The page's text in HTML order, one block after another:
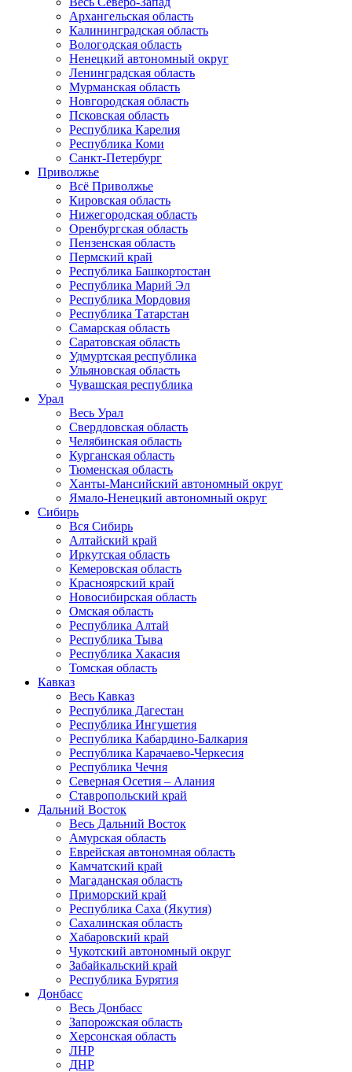
Архангельская область
Калининградская область
Вологодская область
Ненецкий автономный округ
Ленинградская область
Мурманская область
Новгородская область
Псковская область
Республика Карелия
Республика Коми
Санкт-Петербург
Приволжье
Всё Приволжье
Кировская область
Нижегородская область
Оренбургская область
Пензенская область
Пермский край
Республика Башкортостан
Республика Марий Эл
Республика Мордовия
Республика Татарстан
Самарская область
Саратовская область
Удмуртская республика
Ульяновская область
Чувашская республика
Урал
Весь Урал
Свердловская область
Челябинская область
Курганская область
Тюменская область
Ханты-Мансийский автономный округ
Ямало-Ненецкий автономный округ
Сибирь
Вся Сибирь
Алтайский край
Иркутская область
Кемеровская область
Красноярский край
Новосибирская область
Омская область
Республика Алтай
Республика Тыва
Республика Хакасия
Томская область
Кавказ
Весь Кавказ
Республика Дагестан
Республика Ингушетия
Республика Кабардино-Балкария
Республика Карачаево-Черкесия
Республика Чечня
Северная Осетия – Алания
Ставропольский край
Дальний Восток
Весь Дальний Восток
Амурская область
Еврейская автономная область
Камчатский край
Магаданская область
Приморский край
Республика Саха (Якутия)
Сахалинская область
Хабаровский край
Чукотский автономный округ
Забайкальский край
Республика Бурятия
Донбасс
Весь Донбасс
Запорожская область
Херсонская область
ЛНР
ДНР